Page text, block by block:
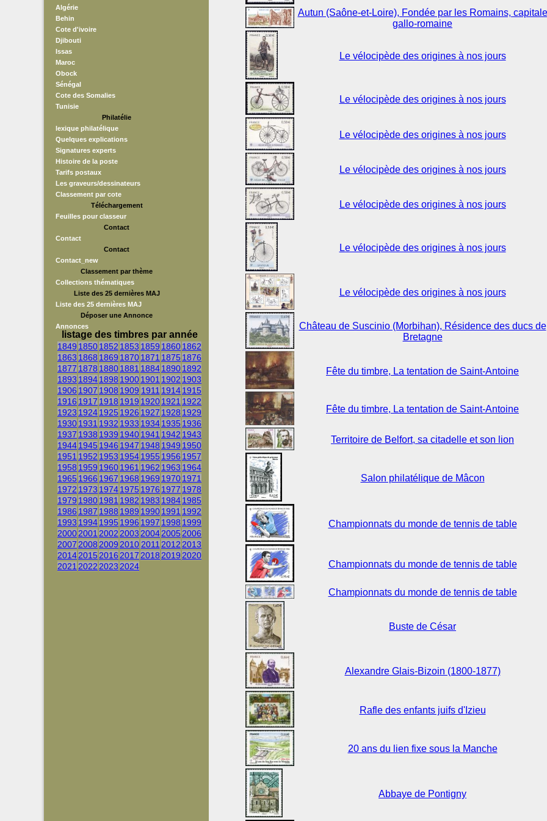
Algérie
Behin
Cote d'ivoire
Djibouti
Issas
Maroc
Obock
Sénégal
Cote des Somalies
Tunisie
Philatélie
lexique philatélique
Quelques explications
Signatures experts
Histoire de la poste
Tarifs postaux
Les graveurs/dessinateurs
Classement par cote
Téléchargement
Feuilles pour classeur
Contact
Contact
Contact
Contact_new
Classement par thème
Collections thématiques
Liste des 25 dernières MAJ
Liste des 25 dernières MAJ
Déposer une Annonce
Annonces
listage des timbres par année
1849 18501852 1853 1859 18601862
1863 1868 1869 18701871 1875 1876
1877 1878 18801881 188418901892
1893 18941898 19001901 1902 1903
1906 1907 1908 1909 1911 19141915
1916 1917 1918 1919 19201921 1922
1923 19241925 1926 1927 1928 1929
19301931 1932 1933 19341935 1936
1937 1938 1939 19401941 1942 1943
19441945 1946 1947 1948 1949 1950
1951 1952 1953 19541955 1956 1957
1958 1959 19601961 1962 1963 1964
1965 1966 1967 1968 1969 19701971
1972 1973 19741975 1976 1977 1978
1979 19801981 1982 1983 19841985
1986 1987 1988 1989 19901991 1992
1993 19941995 1996 1997 1998 1999
20002001 2002 2003 20042005 2006
2007 2008 2009 2010 2011 2012 2013
20142015 2016 2017 2018 2019 2020
2021 2022 2023 2024
Autun (Saône-et-Loire), Fondée par les Romains, capitale
gallo-romaine
Le vélocipède des origines à nos jours
Le vélocipède des origines à nos jours
Le vélocipède des origines à nos jours
Le vélocipède des origines à nos jours
Le vélocipède des origines à nos jours
Le vélocipède des origines à nos jours
Le vélocipède des origines à nos jours
Château de Suscinio (Morbihan), Résidence des ducs de
Bretagne
Fête du timbre, La tentation de Saint-Antoine
Fête du timbre, La tentation de Saint-Antoine
Territoire de Belfort, sa citadelle et son lion
Salon philatélique de Mâcon
Championnats du monde de tennis de table
Championnats du monde de tennis de table
Championnats du monde de tennis de table
Buste de César
Alexandre Glais-Bizoin (1800-1877)
Rafle des enfants juifs d'Izieu
20 ans du lien fixe sous la Manche
Abbaye de Pontigny